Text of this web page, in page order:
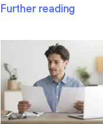
Further reading